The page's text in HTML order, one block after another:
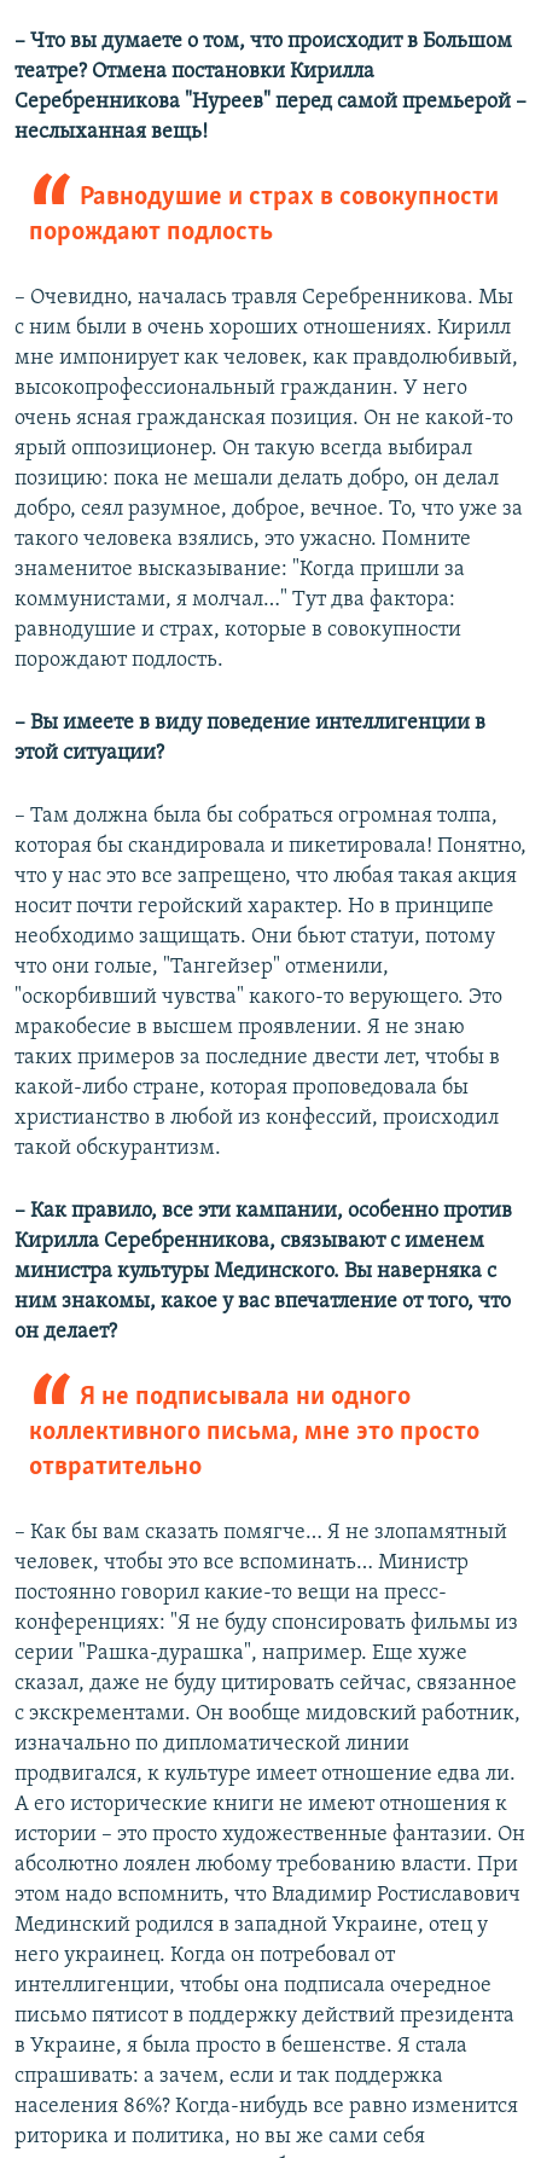
– Что вы думаете о том, что происходит в Большом
театре? Отмена постановки Кирилла
Серебренникова "Нуреев" перед самой премьерой –
неслыханная вещь!
Равнодушие и страх в совокупности
порождают подлость
– Очевидно, началась травля Серебренникова. Мы
с ним были в очень хороших отношениях. Кирилл
мне импонирует как человек, как правдолюбивый,
высокопрофессиональный гражданин. У него
очень ясная гражданская позиция. Он не какой-то
ярый оппозиционер. Он такую всегда выбирал
позицию: пока не мешали делать добро, он делал
добро, сеял разумное, доброе, вечное. То, что уже за
такого человека взялись, это ужасно. Помните
знаменитое высказывание: "Когда пришли за
коммунистами, я молчал…" Тут два фактора:
равнодушие и страх, которые в совокупности
порождают подлость.
– Вы имеете в виду поведение интеллигенции в
этой ситуации?
– Там должна была бы собраться огромная толпа,
которая бы скандировала и пикетировала! Понятно,
что у нас это все запрещено, что любая такая акция
носит почти геройский характер. Но в принципе
необходимо защищать. Они бьют статуи, потому
что они голые, "Тангейзер" отменили,
"оскорбивший чувства" какого-то верующего. Это
мракобесие в высшем проявлении. Я не знаю
таких примеров за последние двести лет, чтобы в
какой-либо стране, которая проповедовала бы
христианство в любой из конфессий, происходил
такой обскурантизм.
– Как правило, все эти кампании, особенно против
Кирилла Серебренникова, связывают с именем
министра культуры Мединского. Вы наверняка с
ним знакомы, какое у вас впечатление от того, что
он делает?
Я не подписывала ни одного
коллективного письма, мне это просто
отвратительно
– Как бы вам сказать помягче… Я не злопамятный
человек, чтобы это все вспоминать… Министр
постоянно говорил какие-то вещи на пресс-
конференциях: "Я не буду спонсировать фильмы из
серии "Рашка-дурашка", например. Еще хуже
сказал, даже не буду цитировать сейчас, связанное
с экскрементами. Он вообще мидовский работник,
изначально по дипломатической линии
продвигался, к культуре имеет отношение едва ли.
А его исторические книги не имеют отношения к
истории – это просто художественные фантазии. Он
абсолютно лоялен любому требованию власти. При
этом надо вспомнить, что Владимир Ростиславович
Мединский родился в западной Украине, отец у
него украинец. Когда он потребовал от
интеллигенции, чтобы она подписала очередное
письмо пятисот в поддержку действий президента
в Украине, я была просто в бешенстве. Я стала
спрашивать: а зачем, если и так поддержка
населения 86%? Когда-нибудь все равно изменится
риторика и политика, но вы же сами себя